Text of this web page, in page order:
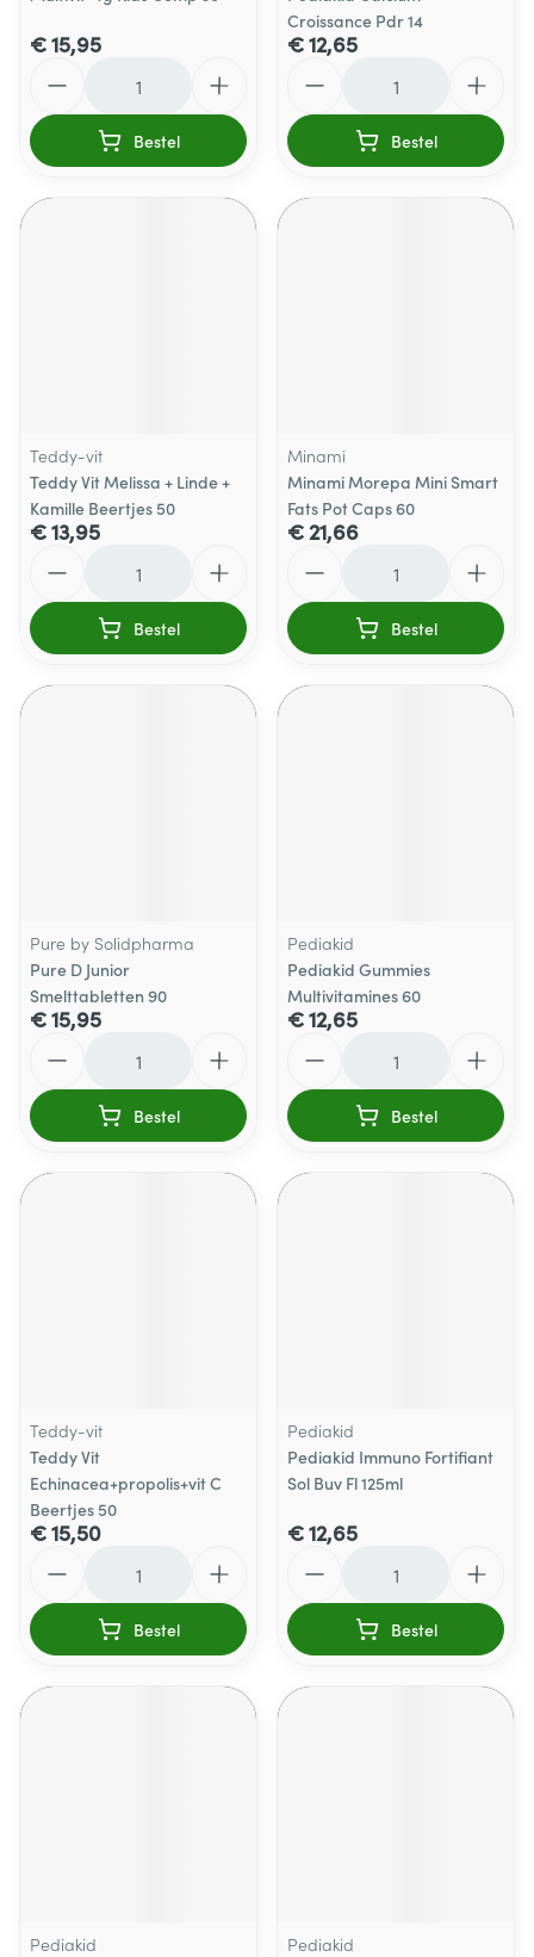
€ 15,95
Bestel
Croissance Pdr 14
€ 12,65
Bestel
Teddy-vit
Teddy Vit Melissa + Linde +
Kamille Beertjes 50
€ 13,95
Bestel
Minami
Minami Morepa Mini Smart
Fats Pot Caps 60
€ 21,66
Bestel
Pure by Solidpharma
Pure D Junior
Smelttabletten 90
€ 15,95
Bestel
Pediakid
Pediakid Gummies
Multivitamines 60
€ 12,65
Bestel
Teddy-vit
Teddy Vit
Echinacea+propolis+vit C
Beertjes 50
€ 15,50
Bestel
Pediakid
Pediakid Immuno Fortifiant
Sol Buv Fl 125ml
€ 12,65
Bestel
Pediakid
Pediakid